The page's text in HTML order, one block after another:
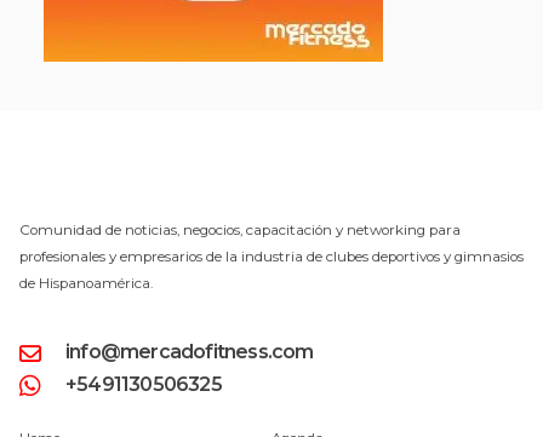
Comunidad de noticias, negocios, capacitación y networking para
profesionales y empresarios de la industria de clubes deportivos y gimnasios
de Hispanoamérica.
info@mercadofitness.com
+5491130506325